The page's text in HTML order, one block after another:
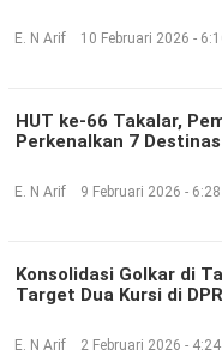
E. N Arif 10 Februari 2026 -
HUT ke-66 Takalar,
Perkenalkan 7
E. N Arif 9 Februari 2026 -
Konsolidasi Golkar di
Target Dua Kursi di
E. N Arif 2 Februari 2026 -